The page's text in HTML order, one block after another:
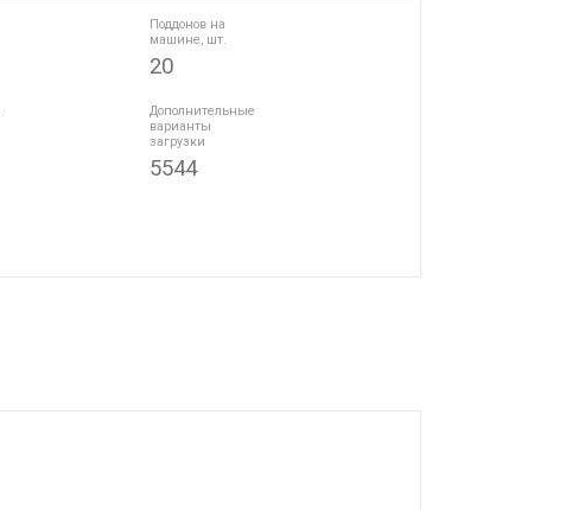
Поддонов на
машине, шт.
20
Дополнительные
варианты
загрузки
5544